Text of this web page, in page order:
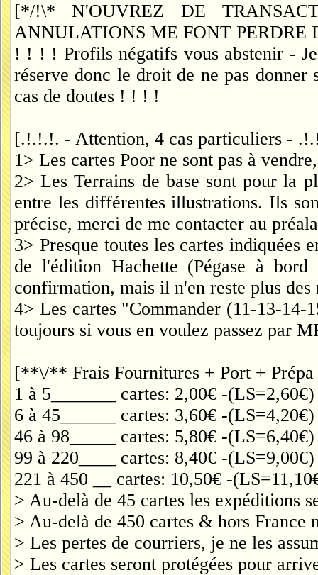
[*/!\* N'OUVREZ DE
ANNULATIONS ME FONT
! ! ! ! Profils négatifs vous abstenir -
réserve donc le droit de ne pas donner
cas de doutes ! ! ! !
[.!.!.!. - Attention, 4 cas particuliers -
1> Les cartes Poor ne sont pas à
2> Les Terrains de base sont pour la
entre les différentes illustrations. Ils
précise, merci de me contacter au
3> Presque toutes les cartes indiquées
de l'édition Hachette (Pégase à
confirmation, mais il n'en reste plus
4> Les cartes "Commander (11-13-
toujours si vous en voulez passez par
[**\/** Frais Fournitures + Port +
1 à 5_______ cartes: 2,00€ -
6 à 45______ cartes: 3,60€ -
46 à 98_____ cartes: 5,80€ -
99 à 220____ cartes: 8,40€ -
221 à 450 __ cartes: 10,50€ -
> Au-delà de 45 cartes les expéditions
> Au-delà de 450 cartes & hors France
> Les pertes de courriers, je ne les
> Les cartes seront protégées pour